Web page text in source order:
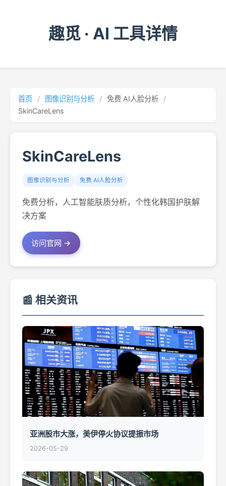
趣觅 · AI 工具详情
首页 / 图像识别与分析 / 免费 AI人脸分析
/
SkinCareLens
SkinCareLens
图像识别与分析 免费 AI人脸分析
免费分析，人工智能肤质分析，个性化韩国护肤解
决方案
访问官网 →
📰 相关资讯
亚洲股市大涨，美伊停火协议提振市场
2026-05-29